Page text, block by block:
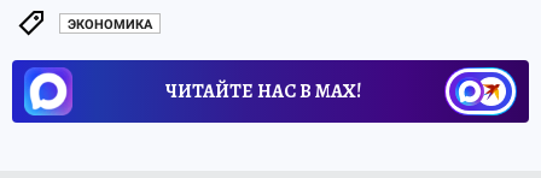
ЭКОНОМИКА
ЧИТАЙТЕ НАС В МАХ!